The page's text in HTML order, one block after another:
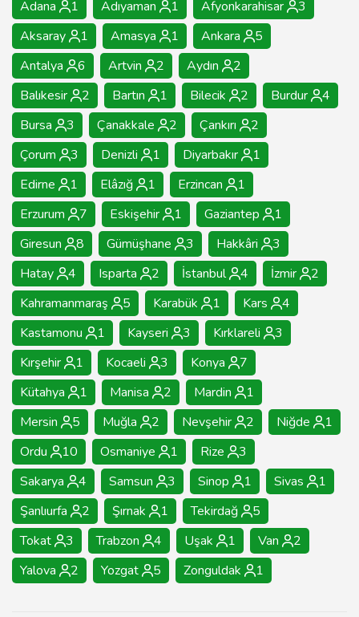
Adana 1 Adıyaman 1 Afyonkarahisar
3
Aksaray
1 Amasya 1 Ankara
5
Antalya
6 Artvin 2 Aydın
2
Balıkesir
2 Bartın 1 Bilecik 2 Burdur
4
Bursa
3 Çanakkale 2 Çankırı
2
Çorum
3 Denizli 1 Diyarbakır
1
Edirne
1 Elâzığ 1 Erzincan
1
Erzurum
7 Eskişehir 1 Gaziantep
1
Giresun
8 Gümüşhane 3 Hakkâri
3
Hatay
4 Isparta 2 İstanbul 4 İzmir
2
Kahramanmaraş
5 Karabük 1 Kars
4
Kastamonu
1 Kayseri 3 Kırklareli
3
Kırşehir
1 Kocaeli 3 Konya
7
Kütahya
1 Manisa 2 Mardin
1
Mersin
5 Muğla 2 Nevşehir 2 Niğde
1
Ordu
10 Osmaniye 1 Rize
3
Sakarya
4 Samsun 3 Sinop 1 Sivas
1
Şanlıurfa
2 Şırnak 1 Tekirdağ
5
Tokat
3 Trabzon 4 Uşak 1 Van
2
Yalova
2 Yozgat 5 Zonguldak 1